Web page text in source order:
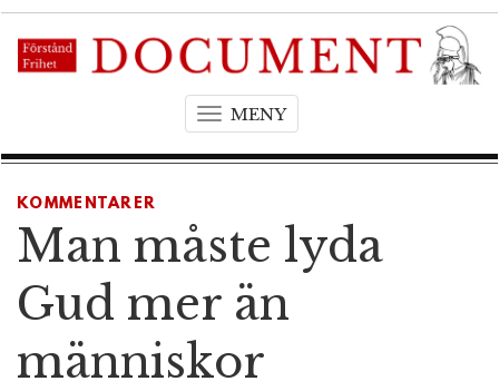
MENYT
g
l
a
KOMMENTARER
Man måste lyda
Gud mer än
människor